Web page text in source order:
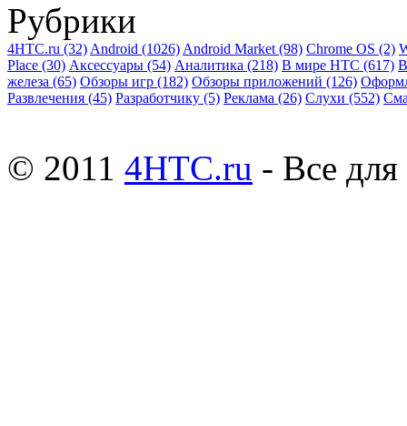
Рубрики
4HTC.ru (32) Android (1026) Android Market (98) Chrome OS (2)
Place (30) Аксессуары (54) Аналитика (218) В мире HTC (617)
железа (65) Обзоры игр (182) Обзоры приложений (126)
Развлечения (45) Разработчику (5) Реклама (26) Слухи (552)
© 2011 4HTC.ru - Все